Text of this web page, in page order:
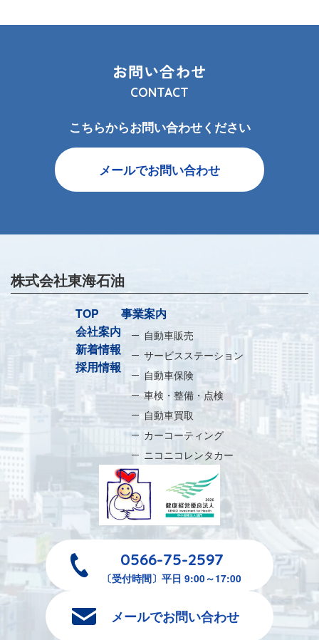
お問い合わせ
CONTACT
こちらからお問い合わせください
メールでお問い合わせ
株式会社東海石油
TOP
会社案内
新着情報
採用情報
事業案内
自動車販売
サービスステーション
自動車保険
車検・整備・点検
自動車買取
カーコーティング
ニコニコレンタカー
0566-75-2597
〔受付時間〕平日 9:00～17:00
メールでお問い合わせ